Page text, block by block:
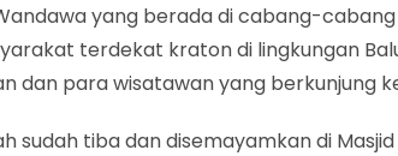
yang berada di cabang-
terdekat kraton di lingkungan
dan para wisatawan yang berkunjung
sudah tiba dan disemayamkan di